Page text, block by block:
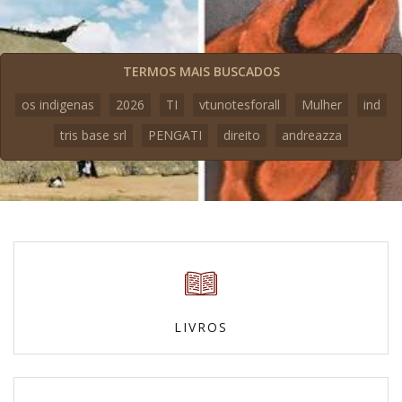
TERMOS MAIS BUSCADOS
os indigenas
2026 TI vtunotesforall Mulher
ind
tris base srl
PENGATI direito andreazza
LIVROS